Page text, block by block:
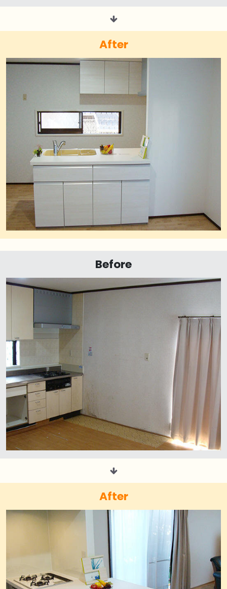
After
Before
After